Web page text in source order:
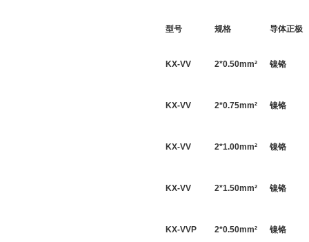
型号 规格 导体正极
KX-VV 2*0.50mm² 镍铬
KX-VV 2*0.75mm² 镍铬
KX-VV 2*1.00mm² 镍铬
KX-VV 2*1.50mm² 镍铬
KX-VVP 2*0.50mm² 镍铬